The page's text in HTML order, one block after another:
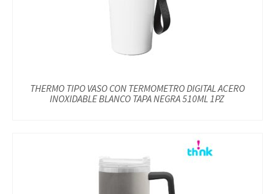
THERMO TIPO VASO CON TERMOMETRO DIGITAL ACERO
INOXIDABLE BLANCO TAPA NEGRA 510ML 1PZ